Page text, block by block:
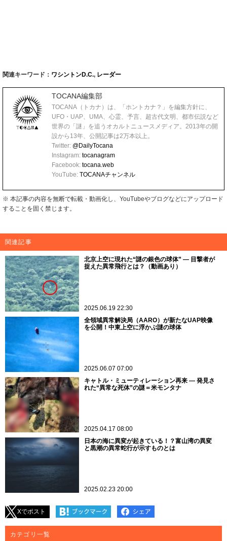
関連キーワード： ワシントンD.C., レーダー
TOCANA編集部
TOCANA（トカナ）は、「ホントカナ？」を編集方針に、
UFO・UAP、UMA、心霊、予言、超古代文明、都市伝説など
世界の「謎」を追うオカルトニュースメディア。2013年の開
設から13年、公開記事は2万本以上。
Twitter: @DailyTocana
Instagram: tocanagram
Facebook: tocana.web
YouTube: TOCANAチャンネル
※ 本記事の内容を無断で転載・動画化し、YouTubeやブログなどにアップロード
することを固く禁じます。
関連記事
北京上空に現れた“謎の銀色の球体” ― 目撃者が
捉えた異常飛行とは？（動画あり）
2025.06.19 22:30
全領域異常解決局（AARO）が新たなUAP映像
を公開！中東上空に浮かぶ謎の球体
2025.06.07 07:00
キャトル・ミューティレーション再来 ― 発見さ
れた“異常な死体”の謎＝米モンタナ
2025.04.17 08:00
日本の海に異変が起きている！？富山湾の異変
と黒潮の異常蛇行が示すものとは
2025.02.23 20:00
Xでポスト
カテゴリ一覧